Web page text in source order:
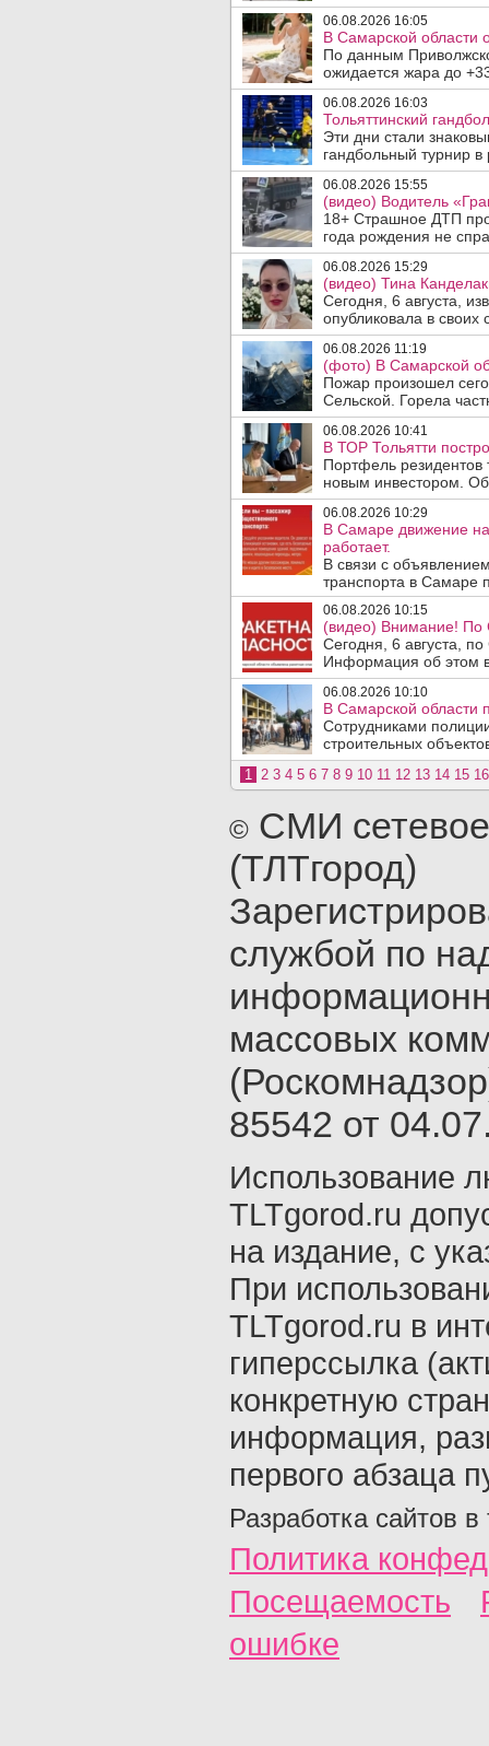
06.08.2026 16:05
В Самарской области
По данным
ожидается жара до
06.08.2026 16:03
Тольяттинский
Эти дни стали
гандбольный турнир
06.08.2026 15:55
(видео) Водитель
18+ Страшное ДТП
года рождения не
06.08.2026 15:29
(видео) Тина
Сегодня, 6 августа,
опубликовала в своих
06.08.2026 11:19
(фото) В Самарской
Пожар произошел
Сельской. Горела
06.08.2026 10:41
В ТОР Тольятти
Портфель резидентов
новым инвестором.
06.08.2026 10:29
В Самаре движение
работает.
В связи с
транспорта в Самаре
06.08.2026 10:15
(видео) Внимание! По
Сегодня, 6 августа,
Информация об этом
06.08.2026 10:10
В Самарской области
Сотрудниками
строительных
1 2 3 4 5 6 7 8 9 10 11 12 13 14 15 16
© СМИ
(ТЛТгород)
службой по
массовых
85542 от
Использование
TLTgorod.ru
на издание, с
При
TLTgorod.ru в
гиперссылка
конкретную
информация,
первого абзаца
Разработка сайтов в
Политика
Посещаемость
ошибке